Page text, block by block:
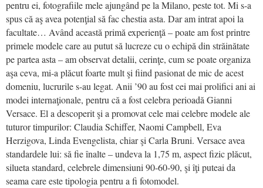
pentru ei, fotografiile mele ajungând pe la Milano, peste tot. Mi s-a
spus că aş avea potenţial să fac chestia asta. Dar am intrat apoi la
facultate… Având această primă experienţă – poate am fost printre
primele modele care au putut să lucreze cu o echipă din străinătate
pe partea asta – am observat detalii, cerinţe, cum se poate organiza
aşa ceva, mi-a plăcut foarte mult şi fiind pasionat de mic de acest
domeniu, lucrurile s-au legat. Anii ’90 au fost cei mai prolifici ani ai
modei internaţionale, pentru că a fost celebra perioadă Gianni
Versace. El a descoperit şi a promovat cele mai celebre modele ale
tuturor timpurilor: Claudia Schiffer, Naomi Campbell, Eva
Herzigova, Linda Evengelista, chiar şi Carla Bruni. Versace avea
standardele lui: să fie înalte – undeva la 1,75 m, aspect fizic plăcut,
silueta standard, celebrele dimensiuni 90-60-90, şi îţi puteai da
seama care este tipologia pentru a fi fotomodel.